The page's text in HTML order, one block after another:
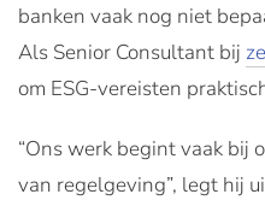
banken vaak nog niet
Als Senior Consultant bij
om ESG-vereisten
“Ons werk begint vaak bij
van regelgeving”, legt hij